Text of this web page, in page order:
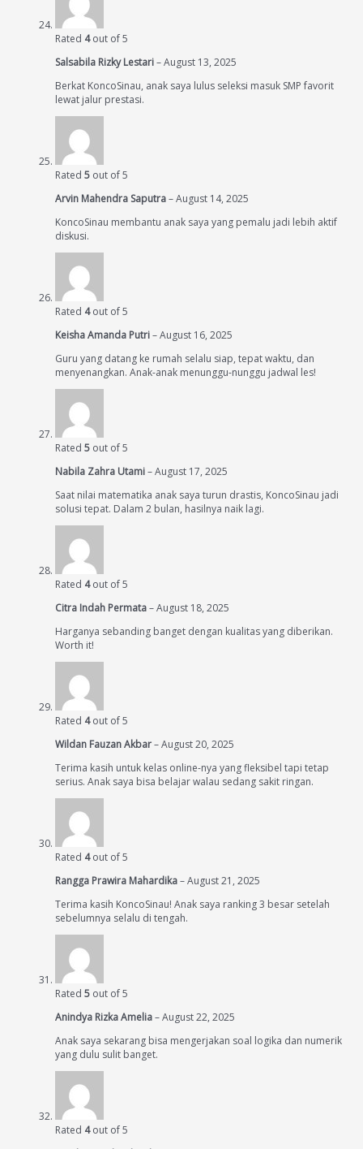
Rated 4out of 5
Salsabila Rizky Lestari–August 13, 2025
Berkat KoncoSinau, anak saya lulus seleksi masuk SMP favorit
lewat jalur prestasi.
Rated 5 out of 5
Arvin Mahendra Saputra–August 14, 2025
KoncoSinau membantu anak saya yang pemalu jadi lebih aktif
diskusi.
Rated 4out of 5
Keisha Amanda Putri–August 16, 2025
Guru yang datang ke rumah selalu siap, tepat waktu, dan
menyenangkan. Anak-anak menunggu-nunggu jadwal les!
Rated 5 out of 5
Nabila Zahra Utami–August 17, 2025
Saat nilai matematika anak saya turun drastis, KoncoSinau jadi
solusi tepat. Dalam 2 bulan, hasilnya naik lagi.
Rated 4out of 5
Citra Indah Permata–August 18, 2025
Harganya sebanding banget dengan kualitas yang diberikan.
Worth it!
Rated 4out of 5
Wildan Fauzan Akbar–August 20, 2025
Terima kasih untuk kelas online-nya yang fleksibel tapi tetap
serius. Anak saya bisa belajar walau sedang sakit ringan.
Rated 4out of 5
Rangga Prawira Mahardika–August 21, 2025
Terima kasih KoncoSinau! Anak saya ranking 3 besar setelah
sebelumnya selalu di tengah.
Rated 5 out of 5
Anindya Rizka Amelia–August 22, 2025
Anak saya sekarang bisa mengerjakan soal logika dan numerik
yang dulu sulit banget.
Rated 4out of 5